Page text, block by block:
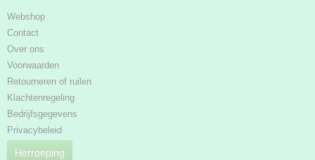
Webshop
Contact
Over ons
Voorwaarden
Retourneren of ruilen
Klachtenregeling
Bedrijfsgegevens
Privacybeleid
Herroeping